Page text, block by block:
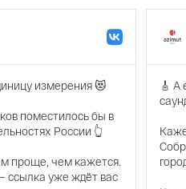
измерения 😻
поместилось бы в
России 👆
проще, чем кажется.
ссылка уже ждёт вас
🎸 А